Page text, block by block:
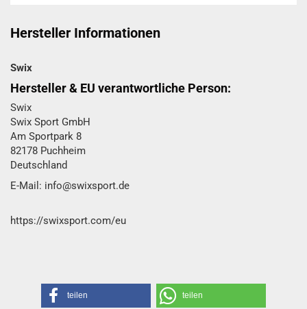
Hersteller Informationen
Swix
Hersteller & EU verantwortliche Person:
Swix
Swix Sport GmbH​
Am Sportpark 8
82178 Puchheim
Deutschland
E-Mail: info@swixsport.de
https://swixsport.com/eu
teilen teilen